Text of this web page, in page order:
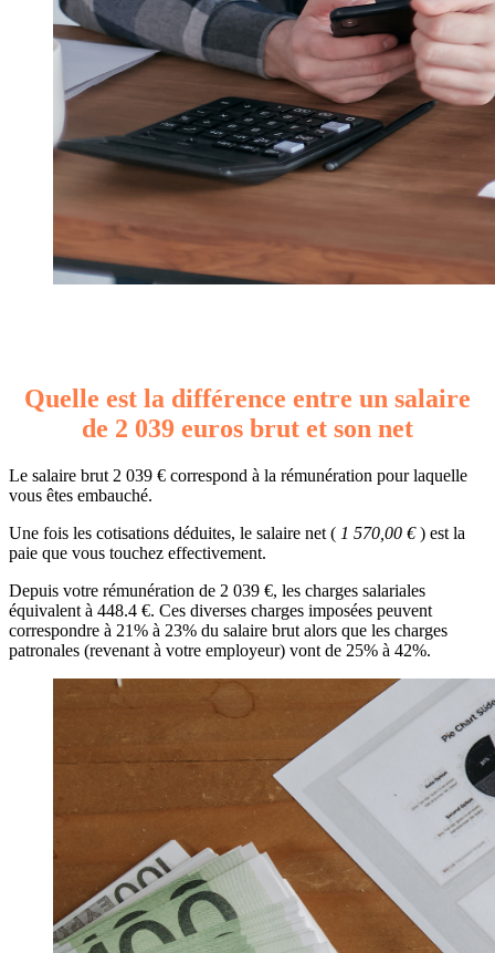
Quelle est la différence entre un salaire
de 2 039 euros brut et son net
Le salaire brut 2 039 € correspond à la rémunération pour laquelle
vous êtes embauché.
Une fois les cotisations déduites, le salaire net ( 1 570,00 €) est la
paie que vous touchez effectivement.
Depuis votre rémunération de 2 039 €, les charges salariales
équivalent à 448.4 €. Ces diverses charges imposées peuvent
correspondre à 21% à 23% du salaire brut alors que les charges
patronales (revenant à votre employeur) vont de 25% à 42%.